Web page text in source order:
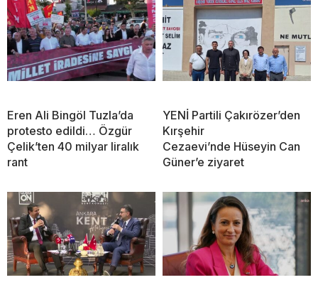
Eren Ali Bingöl Tuzla’da
protesto edildi… Özgür
Çelik’ten 40 milyar liralık
rant
YENİ Partili Çakırözer’den
Kırşehir
Cezaevi’nde Hüseyin Can
Güner’e ziyaret